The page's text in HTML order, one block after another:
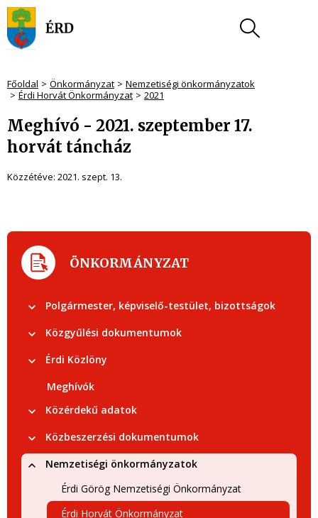
Főoldal Önkormányzat
Nemzetiségi önkormányzatok
Érdi Horvát Önkormányzat
2021
Meghívó - 2021. szeptember 17.
horvát táncház
Közzétéve: 2021. szept. 13.
ÖNKORMÁNYZAT
Polgármester, képviselő-testület, bizottságok
Közgyűlési dokumentumok
Érdi Közlöny
Meghívók
Közérdekű adatok
Közbeszerzési dokumentumok
Nemzetiségi önkormányzatok
Érdi Görög Nemzetiségi Önkormányzat
Érdi Horvát Önkormányzat